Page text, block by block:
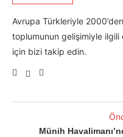
Avrupa Türkleriyle
toplumunun gelişimiyle ilgili
için bizi takip edin.
Münih